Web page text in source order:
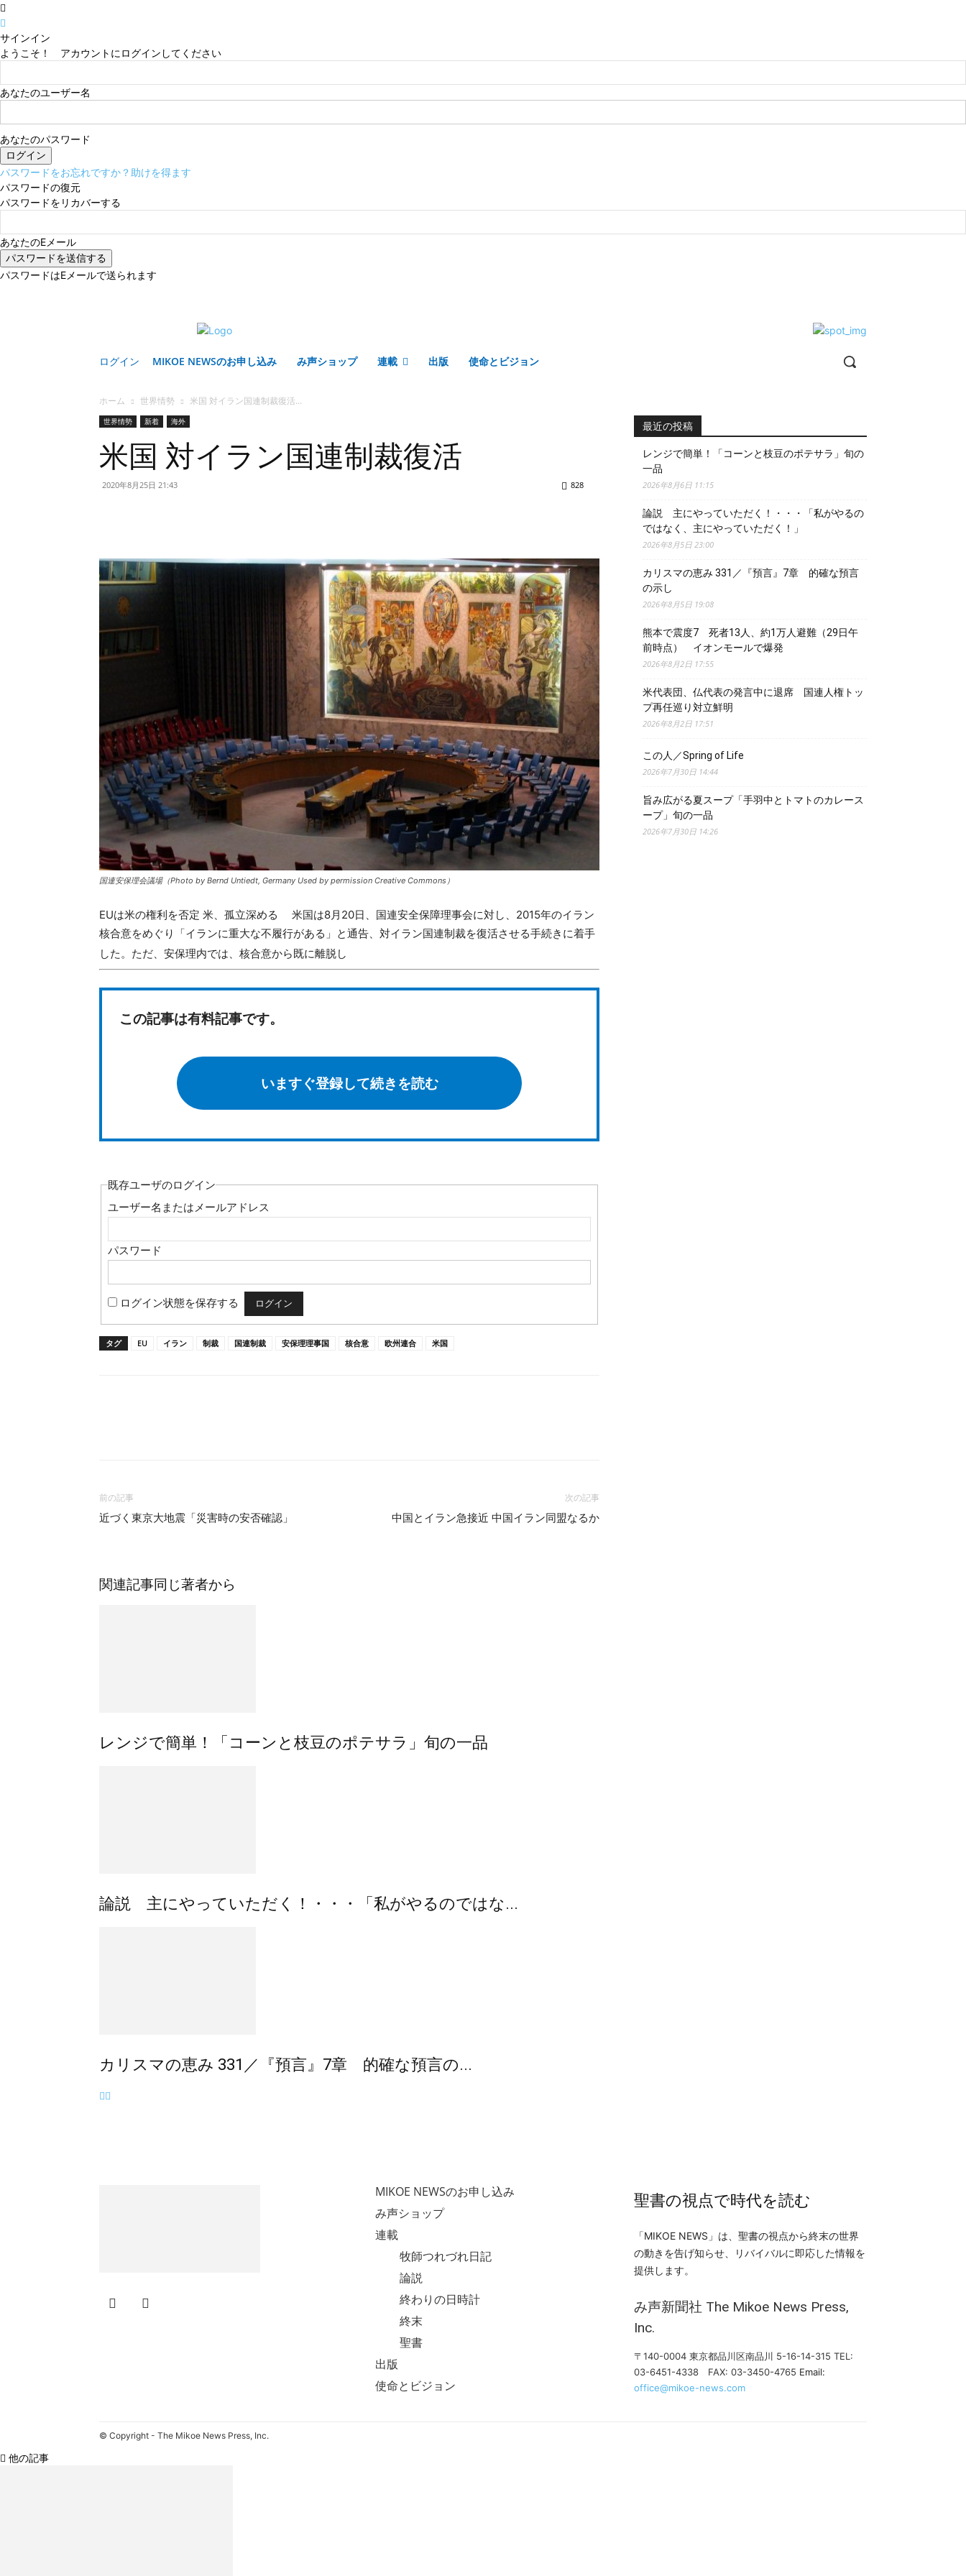
サインイン
ようこそ！ アカウントにログインしてください
あなたのユーザー名
あなたのパスワード
パスワードをお忘れですか？助けを得ます
パスワードの復元
パスワードをリカバーする
あなたのEメール
パスワードはEメールで送られます
ログイン MIKOE NEWSのお申し込み み声ショップ 連載 出版 使命とビジョン
ホーム 世界情勢 米国 対イラン国連制裁復活...
世界情勢 新着 海外
米国 対イラン国連制裁復活
2020年8月25日 21:43 828
国連安保理会議場（Photo by Bernd Untiedt, Germany Used by permission Creative Commons）
EUは米の権利を否定 米、孤立深める 米国は8月20日、国連安全保障理事会に対し、2015年のイラン
核合意をめぐり「イランに重大な不履行がある」と通告、対イラン国連制裁を復活させる手続きに着手
した。ただ、安保理内では、核合意から既に離脱し
この記事は有料記事です。
いますぐ登録して続きを読む
既存ユーザのログイン
ユーザー名またはメールアドレス
パスワード
ログイン状態を保存する
タグ EU イラン 制裁 国連制裁 安保理理事国 核合意 欧州連合 米国
前の記事
近づく東京大地震「災害時の安否確認」
次の記事
中国とイラン急接近 中国イラン同盟なるか
関連記事同じ著者から
レンジで簡単！「コーンと枝豆のポテサラ」旬の一品
論説 主にやっていただく！・・・「私がやるのではな...
カリスマの恵み 331／『預言』7章 的確な預言の...
最近の投稿
レンジで簡単！「コーンと枝豆のポテサラ」旬の
一品
2026年8月6日 11:15
論説 主にやっていただく！・・・「私がやるの
ではなく、主にやっていただく！」
2026年8月5日 23:00
カリスマの恵み 331／『預言』7章 的確な預言
の示し
2026年8月5日 19:08
熊本で震度7 死者13人、約1万人避難（29日午
前時点） イオンモールで爆発
2026年8月2日 17:55
米代表団、仏代表の発言中に退席 国連人権トッ
プ再任巡り対立鮮明
2026年8月2日 17:51
この人／Spring of Life
2026年7月30日 14:44
旨み広がる夏スープ「手羽中とトマトのカレース
ープ」旬の一品
2026年7月30日 14:26
MIKOE NEWSのお申し込み
み声ショップ
連載
牧師つれづれ日記
論説
終わりの日時計
終末
聖書
出版
使命とビジョン
聖書の視点で時代を読む
「MIKOE NEWS」は、聖書の視点から終末の世界
の動きを告げ知らせ、リバイバルに即応した情報を
提供します。
み声新聞社 The Mikoe News Press,
Inc.
〒140-0004 東京都品川区南品川 5-16-14-315 TEL:
03-6451-4338 FAX: 03-3450-4765 Email:
office@mikoe-news.com
© Copyright - The Mikoe News Press, Inc.
他の記事